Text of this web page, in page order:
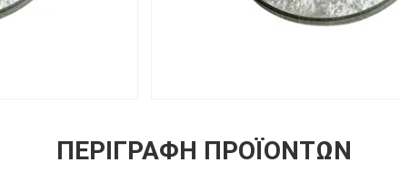
ΠΕΡΙΓΡΑΦΉ ΠΡΟΪΌΝΤΩΝ